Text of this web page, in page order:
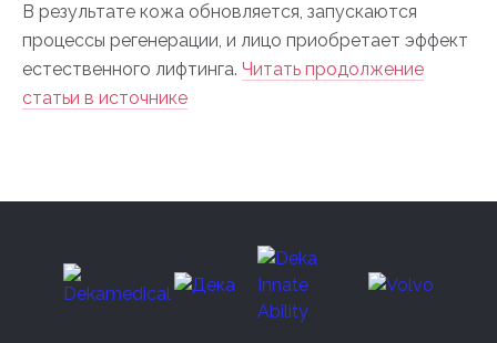
В результате кожа обновляется, запускаются
процессы регенерации, и лицо приобретает эффект
естественного лифтинга. Читать продолжение
статьи в источнике